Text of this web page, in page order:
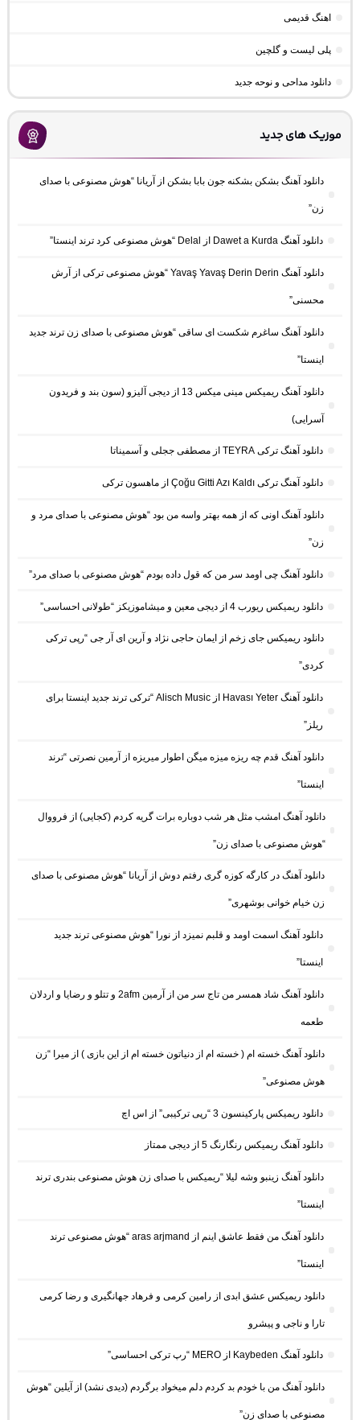
اهنگ قدیمی
پلی لیست و گلچین
دانلود مداحی و نوحه جدید
موزیک های جدید
دانلود آهنگ بشکن بشکنه جون بابا بشکن از آریانا “هوش مصنوعی با صدای
زن”
دانلود آهنگ Dawet a Kurda از Delal “هوش مصنوعی کرد ترند اینستا”
دانلود آهنگ Yavaş Yavaş Derin Derin “هوش مصنوعی ترکی از آرش
محسنی”
دانلود آهنگ ساغرم شکست ای ساقی “هوش مصنوعی با صدای زن ترند جدید
اینستا”
دانلود آهنگ ریمیکس مینی میکس 13 از دیجی آلیزو (سون بند و فریدون
آسرایی)
دانلود آهنگ ترکی TEYRA از مصطفی ججلی و آسمیناتا
دانلود آهنگ ترکی Çoğu Gitti Azı Kaldı از ماهسون ترکی
دانلود آهنگ اونی که از همه بهتر واسه من بود “هوش مصنوعی با صدای مرد و
زن”
دانلود آهنگ چی اومد سر من که قول داده بودم “هوش مصنوعی با صدای مرد”
دانلود ریمیکس ریورب 4 از دیجی معین و میشاموزیکز “طولانی احساسی”
دانلود ریمیکس جای زخم از ایمان حاجی نژاد و آرین ای آر جی “رپی ترکی
کردی”
دانلود آهنگ Havası Yeter از Alisch Music “ترکی ترند جدید اینستا برای
ریلز”
دانلود آهنگ ﻗﺪم ﭼﻪ رﻳﺰه ﻣﻴﺰه ﻣﻴﮕﻦ اﻃﻮار ﻣﻴﺮﻳﺰه از آرمین نصرتی “ترند
اینستا”
دانلود آهنگ امشب مثل هر شب دوباره برات گریه کردم (کجایی) از فرووال
“هوش مصنوعی با صدای زن”
دانلود آهنگ در کارگه کوزه گری رفتم دوش از آریانا “هوش مصنوعی با صدای
زن خیام خوانی بوشهری”
دانلود آهنگ اسمت اومد و قلبم نمیزد از نورا “هوش مصنوعی ترند جدید
اینستا”
دانلود آهنگ شاد همسر من تاج سر من از آرمین 2afm و تتلو و رضایا و اردلان
طعمه
دانلود آهنگ خسته ام ( خسته ام از دنیاتون خسته ام از این بازی ) از میرا “زن
هوش مصنوعی”
دانلود ریمیکس پارکینسون 3 “رپی ترکیبی” از اس اچ
دانلود آهنگ ریمیکس رنگارنگ 5 از دیجی ممتاز
دانلود آهنگ زینبو وشه لیلا “ریمیکس با صدای زن هوش مصنوعی بندری ترند
اینستا”
دانلود آهنگ من فقط عاشق اینم از aras arjmand “هوش مصنوعی ترند
اینستا”
دانلود ریمیکس عشق ابدی از رامین کرمی و فرهاد جهانگیری و رضا کرمی
تارا و ناجی و پیشرو
دانلود آهنگ Kaybeden از MERO “رپ ترکی احساسی”
دانلود آهنگ من با خودم بد کردم دلم میخواد برگردم (دیدی نشد) از آیلین “هوش
مصنوعی با صدای زن”